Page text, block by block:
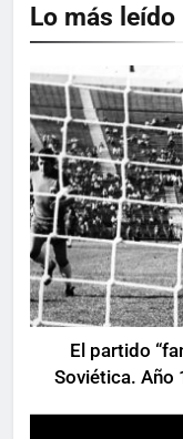
Lo más leído
El partido
Soviética. Año